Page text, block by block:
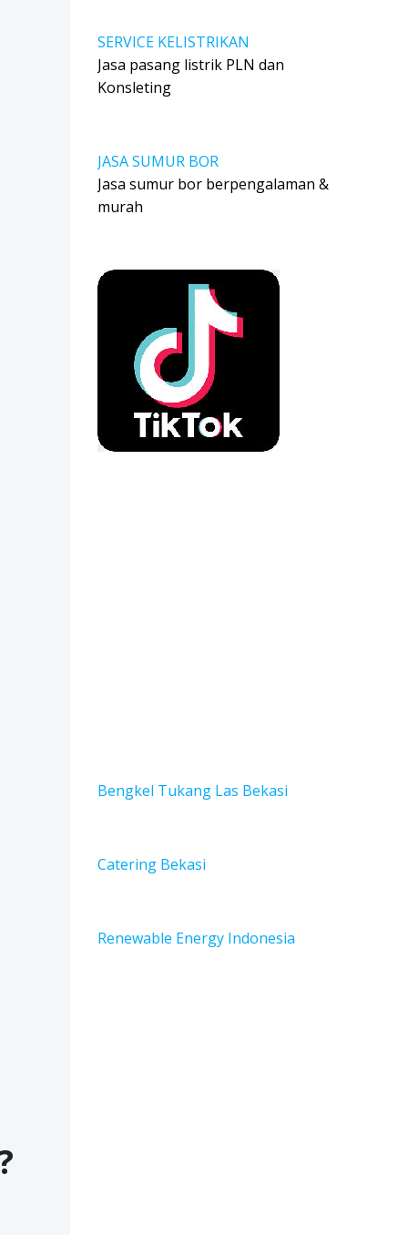
SERVICE KELISTRIKAN
Jasa pasang listrik PLN dan
Konsleting
JASA SUMUR BOR
Jasa sumur bor berpengalaman &
murah
Bengkel Tukang Las Bekasi
Catering Bekasi
Renewable Energy Indonesia